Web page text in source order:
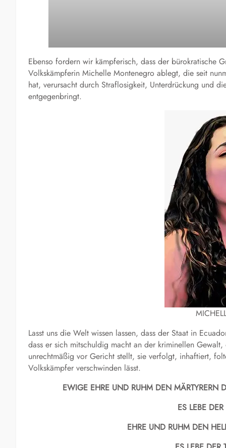
Ebenso fordern wir kämpferisch, dass der bürokratische
Volkskämpferin Michelle Montenegro ablegt, die seit
hat, verursacht durch Straflosigkeit, Unterdrückung und
entgegenbringt.
Lasst uns die Welt wissen lassen, dass der Staat in
dass er sich mitschuldig macht an der kriminellen
unrechtmäßig vor Gericht stellt, sie verfolgt, inhaftiert,
Volkskämpfer verschwinden lässt.
EWIGE EHRE UND RUHM DEN MÄRTYRERN
ES LEBE
EHRE UND RUHM DEN